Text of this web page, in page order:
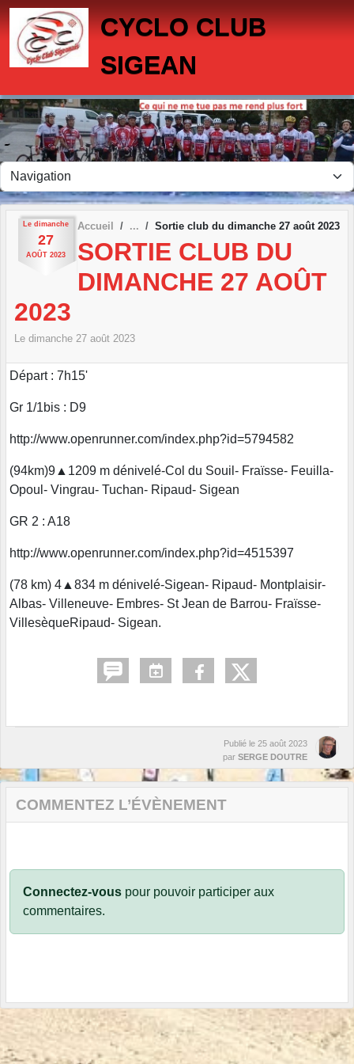
CYCLO CLUB
SIGEAN
Le dimanche
27
AOÛT 2023
Accueil Sortie club du dimanche 27 août 2023
SORTIE CLUB DU
DIMANCHE 27 AOÛT
2023
Le dimanche 27 août 2023
Départ : 7h15'
Gr 1/1bis : D9
http://www.openrunner.com/index.php?id=5794582
(94km)9▲1209 m dénivelé-Col du Souil- Fraïsse- Feuilla-
Opoul- Vingrau- Tuchan- Ripaud- Sigean
GR 2 : A18
http://www.openrunner.com/index.php?id=4515397
(78 km) 4▲834 m dénivelé-Sigean- Ripaud- Montplaisir-
Albas- Villeneuve- Embres- St Jean de Barrou- Fraïsse-
VillesèqueRipaud- Sigean.
Publié le 25 août 2023
par SERGE DOUTRE
COMMENTEZ L’ÉVÈNEMENT
Connectez-vous pour pouvoir participer aux
commentaires.
Panneau de gestion des cookies